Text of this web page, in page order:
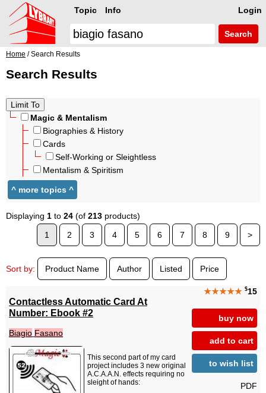
Login
Topic Info
Search
Home / Search Results
Search Results
Magic & Mentalism
Biographies & History
Cards
Self-Working or Sleightless
Mentalism & Spiritism
Displaying 1 to 24 (of 213 products)
1
2 3 4 5 6 7 8 9 >
Sort by: Product Name Author Listed Price
★★★★★ $15
buy now
add to cart
to wish list
PDF
Contactless Automatic Card At
Number: Ebook #2
Biagio Fasano
This second part of my card
project includes 3 new original
A.C.A.A.N. effects requiring no
sleight of hands: